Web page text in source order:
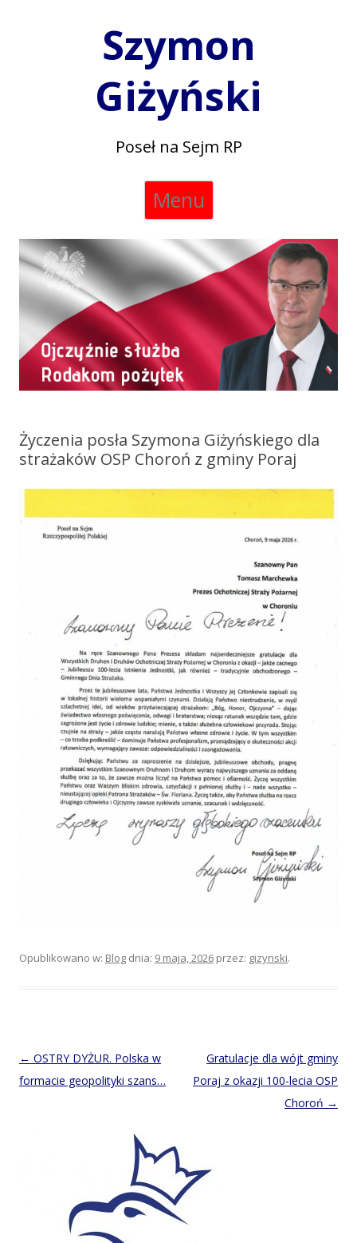
Szymon
Giżyński
Poseł na Sejm RP
Menu
Skip
Życzenia posła Szymona Giżyńskiego dla
strażaków OSP Choroń z gminy Poraj
Opublikowano w: Blog dnia: 9 maja, 2026 przez: gizynski.
Post
navigation
← OSTRY DYŻUR. Polska w
formacie geopolityki szans…
Gratulacje dla wójt gminy
Poraj z okazji 100-lecia OSP
Choroń →